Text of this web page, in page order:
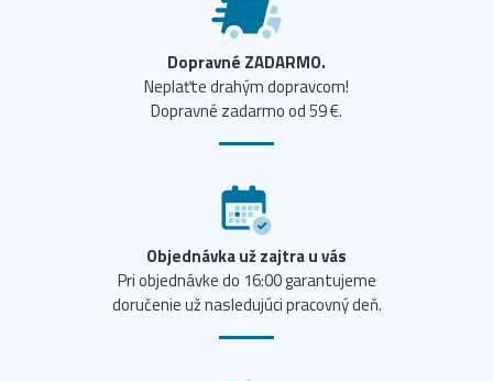
Dopravné ZADARMO.
Neplaťte drahým dopravcom!
Dopravné zadarmo od 59 €.
Objednávka už zajtra u vás
Pri objednávke do 16:00 garantujeme
doručenie už nasledujúci pracovný deň.